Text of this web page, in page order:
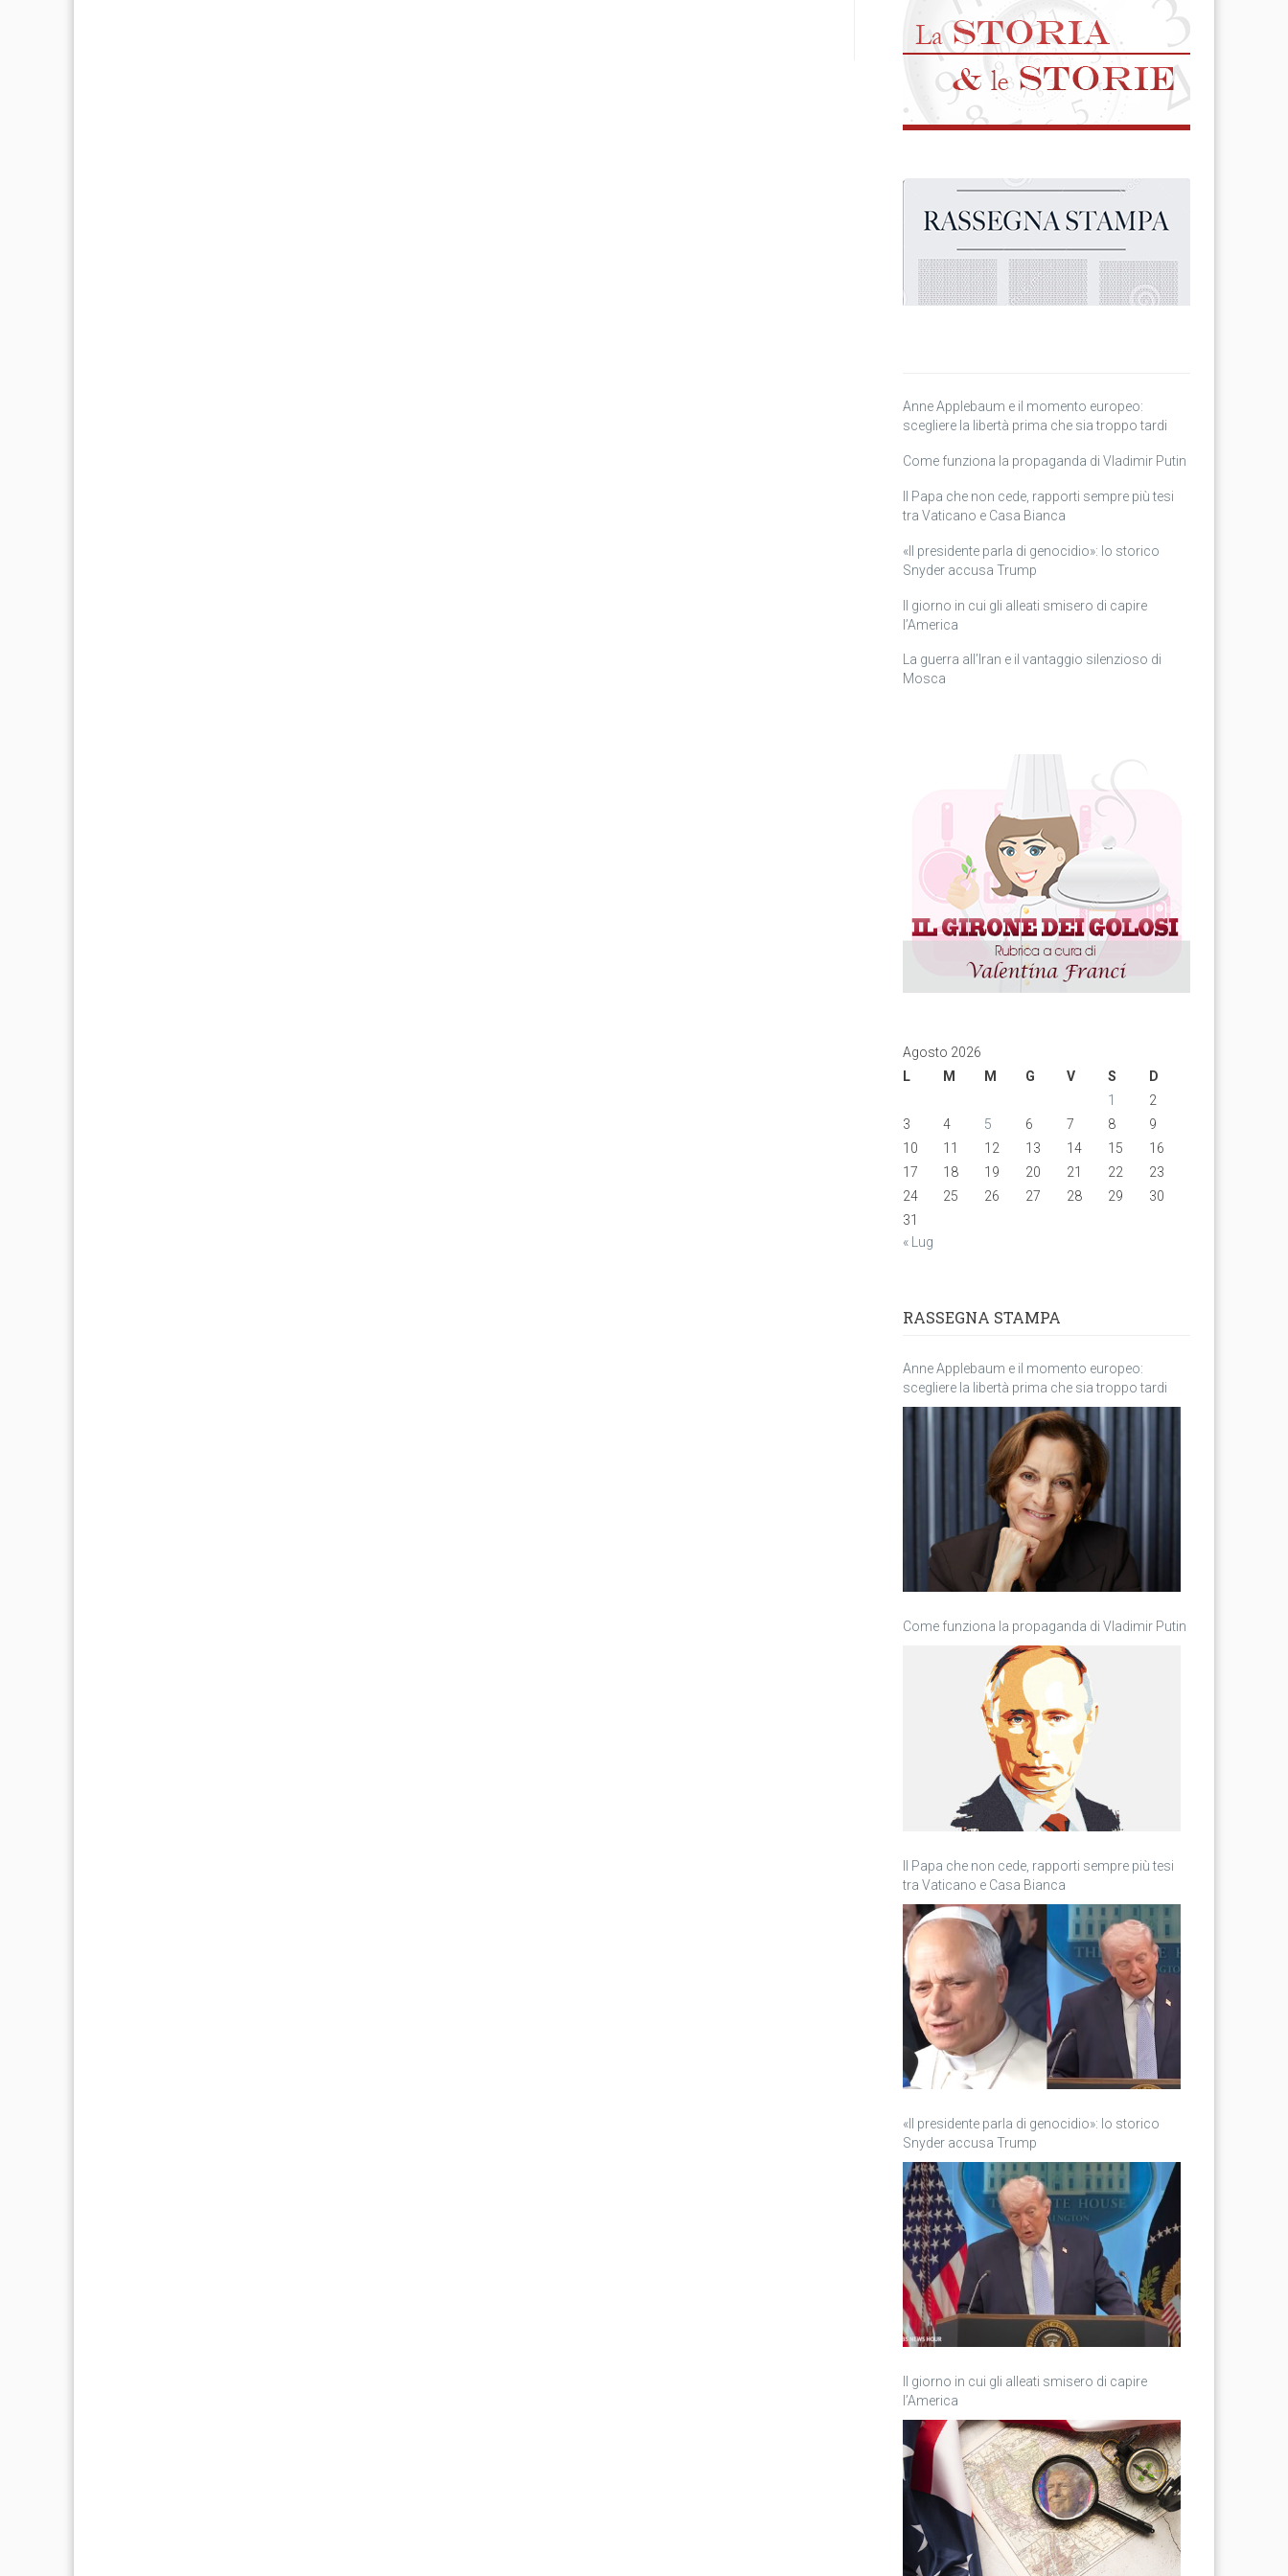
Anne Applebaum e il momento europeo:
scegliere la libertà prima che sia troppo tardi
Come funziona la propaganda di Vladimir Putin
Il Papa che non cede, rapporti sempre più tesi
tra Vaticano e Casa Bianca
«Il presidente parla di genocidio»: lo storico
Snyder accusa Trump
Il giorno in cui gli alleati smisero di capire
l’America
La guerra all’Iran e il vantaggio silenzioso di
Mosca
Agosto 2026
L
M M G V S
D
1
2
3
4 5 6 7 8
9
10
11 12 13 14 15
16
17
18 19 20 21 22
23
24
25 26 27 28 29
30
31
« Lug
RASSEGNA STAMPA
Anne Applebaum e il momento europeo:
scegliere la libertà prima che sia troppo tardi
Come funziona la propaganda di Vladimir Putin
Il Papa che non cede, rapporti sempre più tesi
tra Vaticano e Casa Bianca
«Il presidente parla di genocidio»: lo storico
Snyder accusa Trump
Il giorno in cui gli alleati smisero di capire
l’America